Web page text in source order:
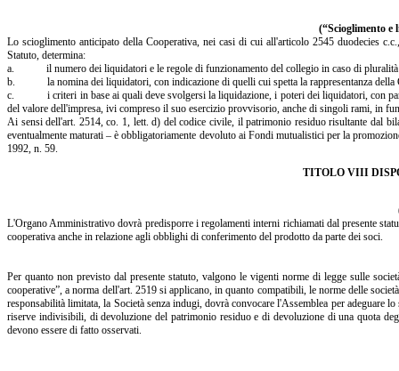
(“Scioglimento e
Lo scioglimento anticipato della Cooperativa, nei casi di cui all'articolo 2545 duodecies
Statuto, determina:
a. il numero dei liquidatori e le regole di funzionamento del collegio in caso di
b. la nomina dei liquidatori, con indicazione di quelli cui spetta la rappresentanza della
c. i criteri in base ai quali deve svolgersi la liquidazione, i poteri dei liquidatori, con
del valore dell'impresa, ivi compreso il suo esercizio provvisorio, anche di singoli rami, in
Ai sensi dell'art. 2514, co. 1, lett. d) del codice civile, il patrimonio residuo risultante dal
eventualmente maturati – è obbligatoriamente devoluto ai Fondi mutualistici per la
1992, n. 59.
TITOLO VIII
L'Organo Amministrativo dovrà predisporre i regolamenti interni richiamati dal presente
cooperativa anche in relazione agli obblighi di conferimento del prodotto da parte dei soci.
Per quanto non previsto dal presente statuto, valgono le vigenti norme di legge sulle
cooperative”, a norma dell'art. 2519 si applicano, in quanto compatibili, le norme delle
responsabilità limitata, la Società senza indugi, dovrà convocare l'Assemblea per
riserve indivisibili, di devoluzione del patrimonio residuo e di devoluzione di una quota
devono essere di fatto osservati.